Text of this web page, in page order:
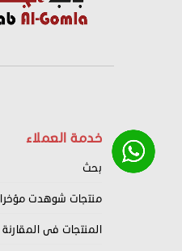
خدمة العملاء
بحث
منتجات شوهدت مؤخرا
المنتجات فى المقارنة